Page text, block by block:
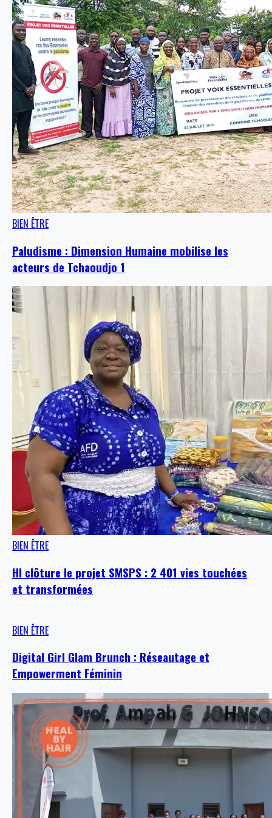
BIEN ÊTRE
Paludisme : Dimension Humaine mobilise les
acteurs de Tchaoudjo 1
BIEN ÊTRE
HI clôture le projet SMSPS : 2 401 vies touchées
et transformées
BIEN ÊTRE
Digital Girl Glam Brunch : Réseautage et
Empowerment Féminin